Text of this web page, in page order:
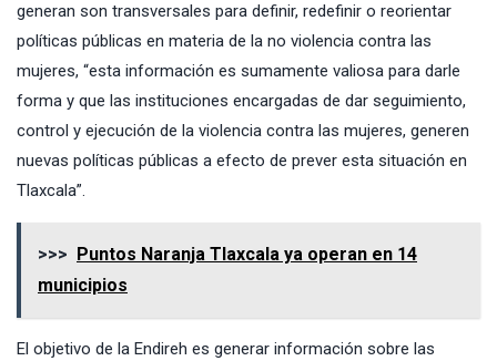
generan son transversales para definir, redefinir o reorientar
políticas públicas en materia de la no violencia contra las
mujeres, “esta información es sumamente valiosa para darle
forma y que las instituciones encargadas de dar seguimiento,
control y ejecución de la violencia contra las mujeres, generen
nuevas políticas públicas a efecto de prever esta situación en
Tlaxcala”.
>>> Puntos Naranja Tlaxcala ya operan en 14
municipios
El objetivo de la Endireh es generar información sobre las